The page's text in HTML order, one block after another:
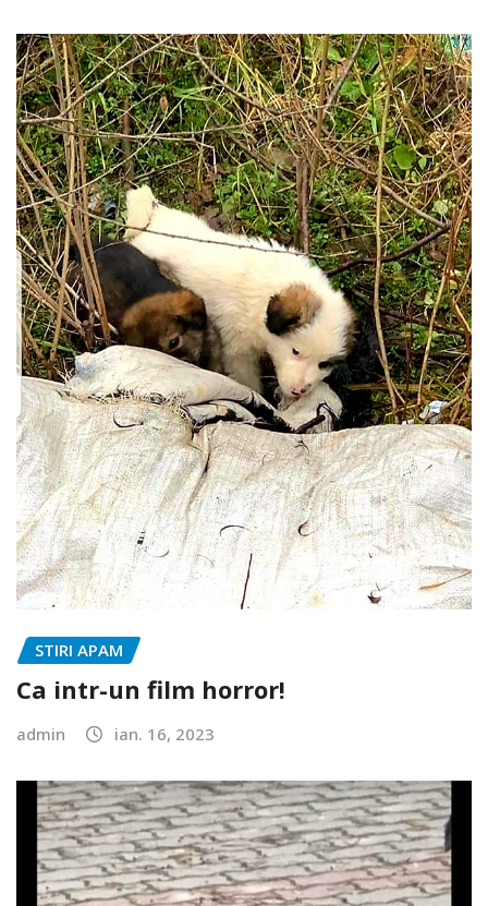
STIRI APAM
Ca intr-un film horror!
admin ian. 16, 2023